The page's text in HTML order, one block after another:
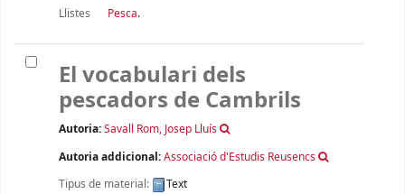
Llistes
Pesca.
El vocabulari dels
pescadors de Cambrils
Autoria:Savall Rom, Josep Lluís
Autoria addicional:Associació d'Estudis Reusencs
Tipus de material:
Text